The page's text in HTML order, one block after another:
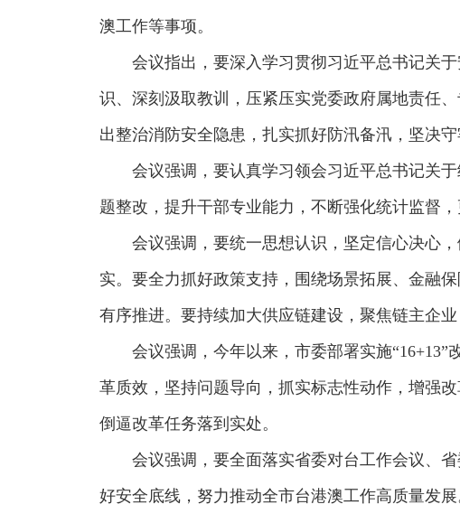
澳工作等事项。
会议指出，要深入学习贯彻习近平总书记关
识、深刻汲取教训，压紧压实党委政府属地责任
出整治消防安全隐患，扎实抓好防汛备汛，坚决守
会议强调，要认真学习领会习近平总书记关
题整改，提升干部专业能力，不断强化统计监督，
会议强调，要统一思想认识，坚定信心决心
实。要全力抓好政策支持，围绕场景拓展、金融
有序推进。要持续加大供应链建设，聚焦链主企
会议强调，今年以来，市委部署实施
革质效，坚持问题导向，抓实标志性动作，增强
倒逼改革任务落到实处。
会议强调，要全面落实省委对台工作会议、
好安全底线，努力推动全市台港澳工作高质量发展